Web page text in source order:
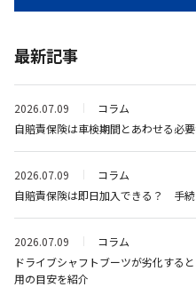
最新記事
2026.07.09
コラム
自賠責保険は車検期間とあわせる必
2026.07.09
コラム
自賠責保険は即日加入できる？ 手
2026.07.09
コラム
ドライブシャフトブーツが劣化する
用の目安を紹介